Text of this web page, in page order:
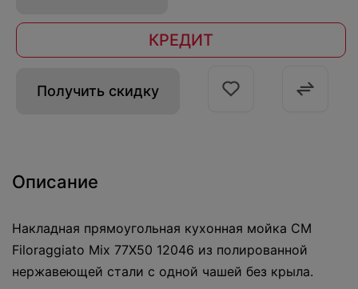
КРЕДИТ
Получить скидку
Описание
Накладная прямоугольная кухонная мойка CM
Filoraggiato Mix 77Х50 12046 из полированной
нержавеющей стали с одной чашей без крыла.